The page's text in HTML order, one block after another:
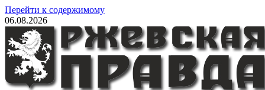
Перейти к содержимому
06.08.2026